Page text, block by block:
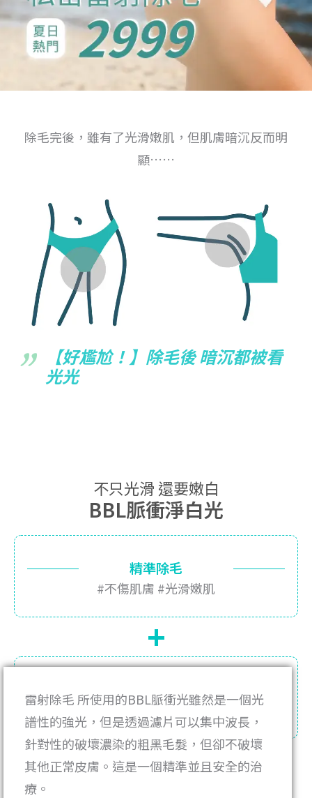
除毛完後，雖有了光滑嫩肌，但肌膚暗沉反而明
顯……
【好尷尬！】除毛後 暗沉都被看
光光
不只光滑 還要嫩白
BBL脈衝淨白光
精準除毛
#不傷肌膚 #光滑嫩肌
+
淨白亮膚
#亮白 #均勻膚色
雷射除毛 所使用的BBL脈衝光雖然是一個光
譜性的強光，但是透過濾片可以集中波長，
針對性的破壞濃染的粗黑毛髮，但卻不破壞
其他正常皮膚。這是一個精準並且安全的治
療。